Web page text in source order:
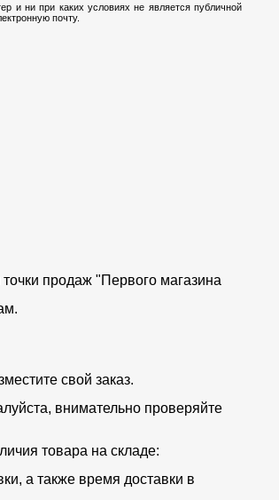
и ни при каких условиях не является публичной
почту.
продаж "Первого магазина
свой заказ.
внимательно проверяйте
товара на складе:
а также время доставки в